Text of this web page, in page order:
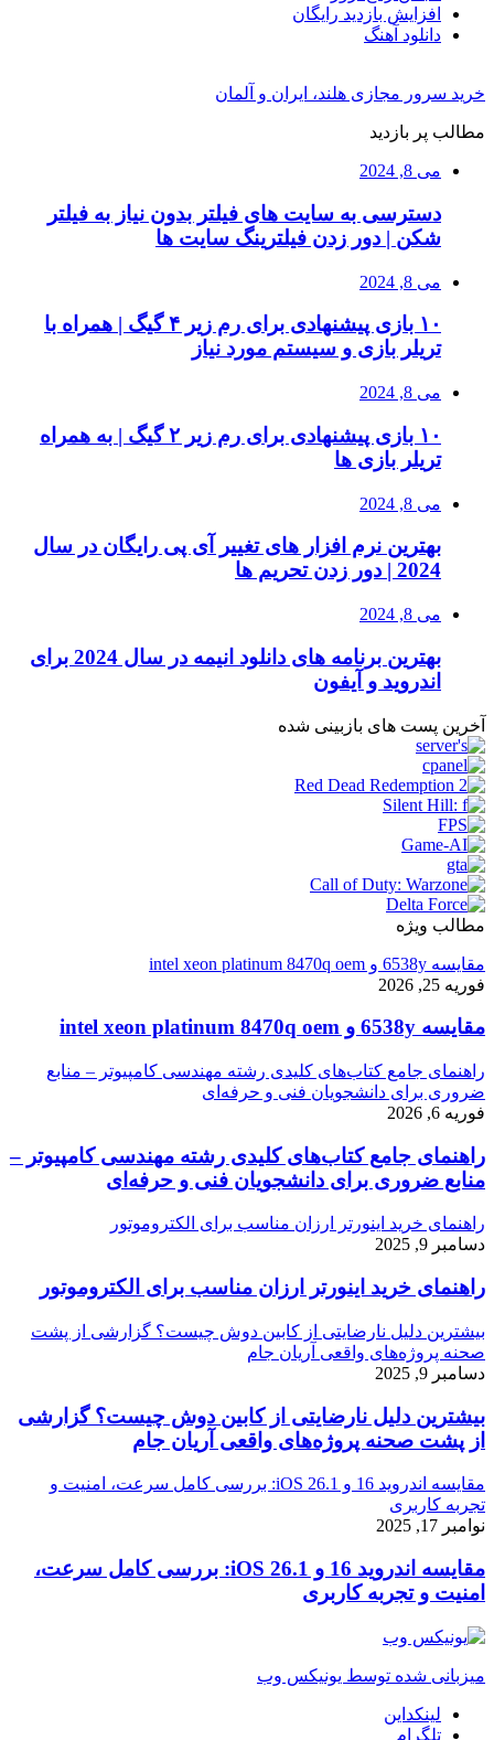
افزایش بازدید رایگان
دانلود آهنگ
خرید سرور مجازی هلند، ایران و آلمان
مطالب پر بازدید
می 8, 2024
دسترسی به سایت های فیلتر بدون نیاز به فیلتر
شکن | دور زدن فیلترینگ سایت ها
می 8, 2024
۱۰ بازی پیشنهادی برای رم زیر ۴ گیگ | همراه با
تریلر بازی و سیستم مورد نیاز
می 8, 2024
۱۰ بازی پیشنهادی برای رم زیر ۲ گیگ | به همراه
تریلر بازی ها
می 8, 2024
بهترین نرم افزار های تغییر آی پی رایگان در سال
2024 | دور زدن تحریم ها
می 8, 2024
بهترین برنامه های دانلود انیمه در سال 2024 برای
اندروید و آیفون
آخرین پست های بازبینی شده
مطالب ویژه
مقایسه 6538y و intel xeon platinum 8470q oem
فوریه 25, 2026
مقایسه 6538y و intel xeon platinum 8470q oem
راهنمای جامع کتاب‌های کلیدی رشته مهندسی کامپیوتر – منابع
ضروری برای دانشجویان فنی و حرفه‌ای
فوریه 6, 2026
راهنمای جامع کتاب‌های کلیدی رشته مهندسی کامپیوتر –
منابع ضروری برای دانشجویان فنی و حرفه‌ای
راهنمای خرید اینورتر ارزان مناسب برای الکتروموتور
دسامبر 9, 2025
راهنمای خرید اینورتر ارزان مناسب برای الکتروموتور
بیشترین دلیل نارضایتی از کابین دوش چیست؟ گزارشی از پشت
صحنه پروژه‌های واقعی آریان جام
دسامبر 9, 2025
بیشترین دلیل نارضایتی از کابین دوش چیست؟ گزارشی
از پشت صحنه پروژه‌های واقعی آریان جام
مقایسه اندروید 16 و iOS 26.1: بررسی کامل سرعت، امنیت و
تجربه کاربری
نوامبر 17, 2025
مقایسه اندروید 16 و iOS 26.1: بررسی کامل سرعت،
امنیت و تجربه کاربری
میزبانی شده توسط یونیکس وب
لینکداین
تلگرام